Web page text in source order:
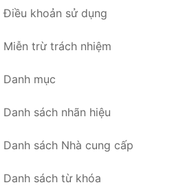
Điều khoản sử dụng
Miễn trừ trách nhiệm
Danh mục
Danh sách nhãn hiệu
Danh sách Nhà cung cấp
Danh sách từ khóa